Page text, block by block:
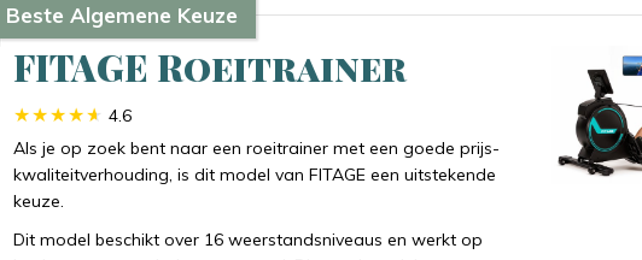
Beste Algemene Keuze
FITAGE Roeitrainer
4.6
Als je op zoek bent naar een roeitrainer met een goede prijs-
kwaliteitverhouding, is dit model van FITAGE een uitstekende
keuze.
Dit model beschikt over 16 weerstandsniveaus en werkt op